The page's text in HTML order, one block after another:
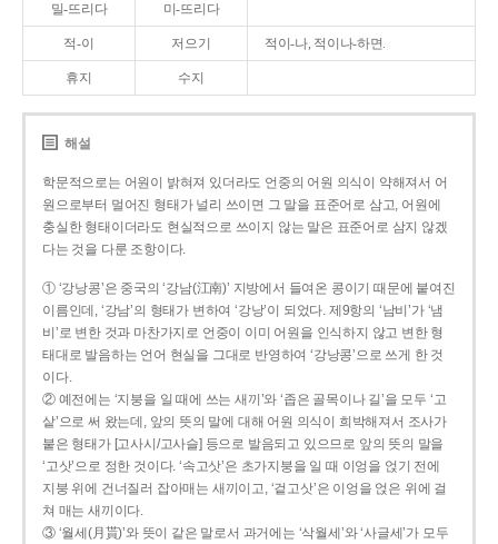
밀-뜨리다 미-뜨리다
적-이 저으기 적이-나, 적이나-하면.
휴지 수지
해설
학문적으로는 어원이 밝혀져 있더라도 언중의 어원 의식이 약해져서 어
원으로부터 멀어진 형태가 널리 쓰이면 그 말을 표준어로 삼고, 어원에
충실한 형태이더라도 현실적으로 쓰이지 않는 말은 표준어로 삼지 않겠
다는 것을 다룬 조항이다.
① ‘강낭콩’은 중국의 ‘강남(江南)’ 지방에서 들여온 콩이기 때문에 붙여진
이름인데, ‘강남’의 형태가 변하여 ‘강낭’이 되었다. 제9항의 ‘남비’가 ‘냄
비’로 변한 것과 마찬가지로 언중이 이미 어원을 인식하지 않고 변한 형
태대로 발음하는 언어 현실을 그대로 반영하여 ‘강낭콩’으로 쓰게 한 것
이다.
② 예전에는 ‘지붕을 일 때에 쓰는 새끼’와 ‘좁은 골목이나 길’을 모두 ‘고
샅’으로 써 왔는데, 앞의 뜻의 말에 대해 어원 의식이 희박해져서 조사가
붙은 형태가 [고사시/고사슬] 등으로 발음되고 있으므로 앞의 뜻의 말을
‘고삿’으로 정한 것이다. ‘속고삿’은 초가지붕을 일 때 이엉을 얹기 전에
지붕 위에 건너질러 잡아매는 새끼이고, ‘겉고삿’은 이엉을 얹은 위에 걸
쳐 매는 새끼이다.
③ ‘월세(月貰)’와 뜻이 같은 말로서 과거에는 ‘삭월세’와 ‘사글세’가 모두